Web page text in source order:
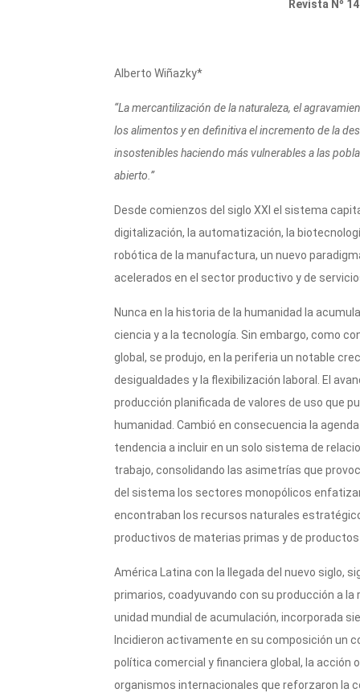
r A
p o
k
m
r
Revista Nº
Alberto Wiñazky*
“La mercantilización de la naturaleza, el
los alimentos y en definitiva el incremento de la
insostenibles haciendo más vulnerables a las
abierto.”
Desde comienzos del siglo XXI el sistema
digitalización, la automatización, la
robótica de la manufactura, un nuevo
acelerados en el sector productivo y de
Nunca en la historia de la humanidad la
ciencia y a la tecnología. Sin embargo, como
global, se produjo, en la periferia un notable
desigualdades y la flexibilización laboral. El
producción planificada de valores de uso que
humanidad. Cambió en consecuencia la
tendencia a incluir en un solo sistema de
trabajo, consolidando las asimetrías que
del sistema los sectores monopólicos
encontraban los recursos naturales
productivos de materias primas y de
América Latina con la llegada del nuevo siglo,
primarios, coadyuvando con su producción a
unidad mundial de acumulación, incorporada
Incidieron activamente en su composición un
política comercial y financiera global, la acción
organismos internacionales que reforzaron la